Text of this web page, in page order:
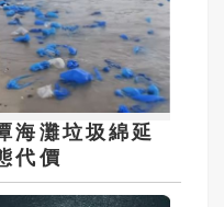
海灘垃圾綿延
代價